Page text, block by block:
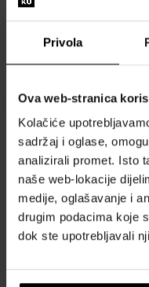
Privola
Ova web-stranica
Kolačiće
sadržaj i oglase,
analizirali promet. Isto
naše web-lokacije
medije, oglašavanje i
drugim podacima koje
dok ste upotrebljavali
387,00 €
Besplatna dostava
Withings HWA11-model 5-
All-Int ScanWatch Light
Black 37 mm 5ATM